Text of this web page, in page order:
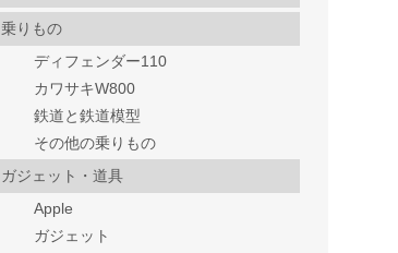
乗りもの
ディフェンダー110
カワサキW800
鉄道と鉄道模型
その他の乗りもの
ガジェット・道具
Apple
ガジェット